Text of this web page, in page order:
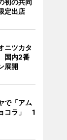
初の共同
定出店
ニツカタ
国内2番
展開
で「アム
コラ」 1